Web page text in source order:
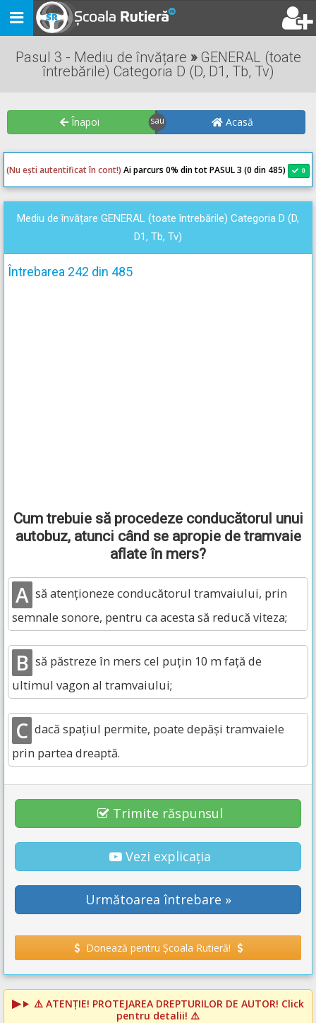
Toggle
navigation
Pasul 3 - Mediu de învățare »GENERAL (toate
întrebările) Categoria D (D, D1, Tb, Tv)
Înapoi Acasă
(Nu ești autentificat în cont!) Ai parcurs 0% din tot PASUL 3 (0 din 485) 0
Mediu de învățare GENERAL (toate întrebările) Categoria D (D,
D1, Tb, Tv)
Întrebarea 242 din 485
Cum trebuie să procedeze conducătorul unui
autobuz, atunci când se apropie de tramvaie
aflate în mers?
A să atenţioneze conducătorul tramvaiului, prin
semnale sonore, pentru ca acesta să reducă viteza;
B să păstreze în mers cel puţin 10 m faţă de
ultimul vagon al tramvaiului;
C dacă spaţiul permite, poate depăşi tramvaiele
prin partea dreaptă.
Trimite răspunsul
Vezi explicația
Următoarea întrebare »
Donează pentru Școala Rutieră!
⚠️ ATENȚIE! PROTEJAREA DREPTURILOR DE AUTOR! Click
pentru detalii! ⚠️